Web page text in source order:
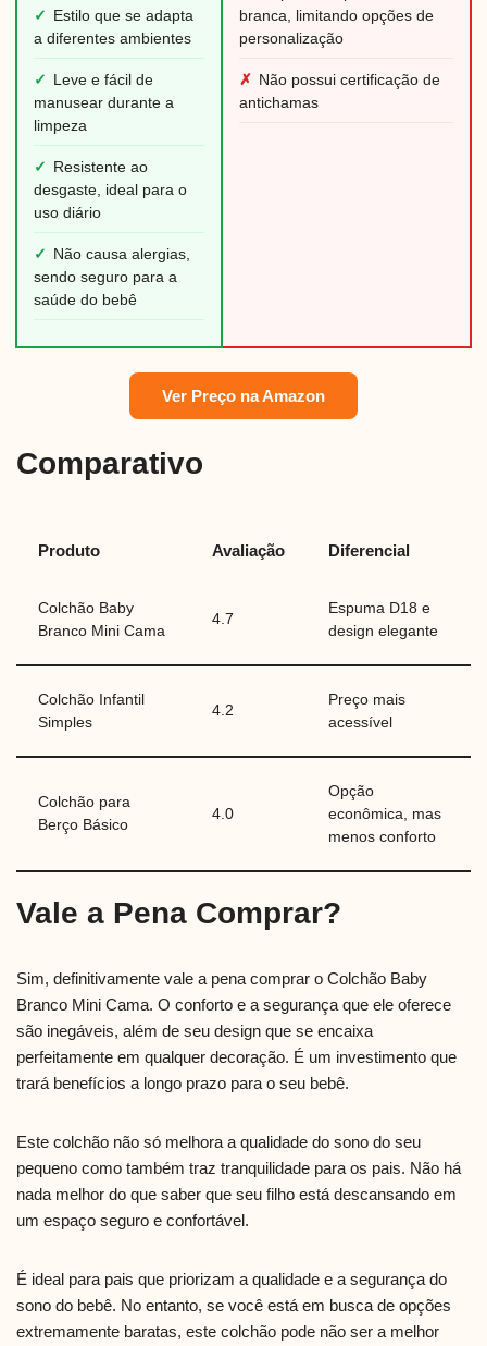
✓ Estilo que se adapta
a diferentes ambientes
✓ Leve e fácil de
manusear durante a
limpeza
✓ Resistente ao
desgaste, ideal para o
uso diário
✓ Não causa alergias,
sendo seguro para a
saúde do bebê
branca, limitando opções de
personalização
✗ Não possui certificação de
antichamas
Ver Preço na Amazon
Comparativo
Produto Avaliação Diferencial
Colchão Baby
Branco Mini Cama
4.7
Espuma D18 e
design elegante
Colchão Infantil
Simples
4.2
Preço mais
acessível
Colchão para
Berço Básico
4.0
Opção
econômica, mas
menos conforto
Vale a Pena Comprar?
Sim, definitivamente vale a pena comprar o Colchão Baby
Branco Mini Cama. O conforto e a segurança que ele oferece
são inegáveis, além de seu design que se encaixa
perfeitamente em qualquer decoração. É um investimento que
trará benefícios a longo prazo para o seu bebê.
Este colchão não só melhora a qualidade do sono do seu
pequeno como também traz tranquilidade para os pais. Não há
nada melhor do que saber que seu filho está descansando em
um espaço seguro e confortável.
É ideal para pais que priorizam a qualidade e a segurança do
sono do bebê. No entanto, se você está em busca de opções
extremamente baratas, este colchão pode não ser a melhor